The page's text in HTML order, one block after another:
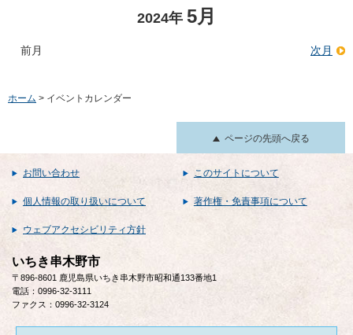
前月
2024年 5月
次月
ホーム > イベントカレンダー
ページの先頭へ戻る
お問い合わせ このサイトについて
個人情報の取り扱いについて 著作権・免責事項について
ウェブアクセシビリティ方針
いちき串木野市
〒896-8601 鹿児島県いちき串木野市昭和通133番地1
電話：0996-32-3111
ファクス：0996-32-3124